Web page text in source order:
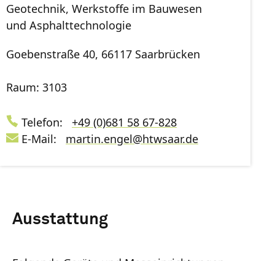
Geotechnik, Werkstoffe im Bauwesen
und Asphalttechnologie
Goebenstraße 40, 66117 Saarbrücken
Raum: 3103
Telefon:
+49 (0)681 58 67-828
E-Mail:
martin.engel@htwsaar.de
Ausstattung